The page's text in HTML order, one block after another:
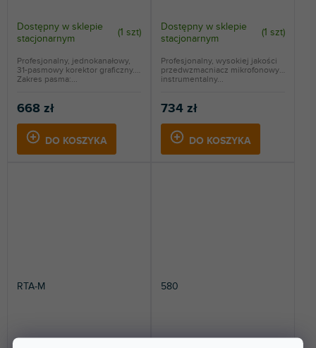
Dostępny w sklepie
stacjonarnym
(1 szt)
668 zł
DO KOSZYKA
Profesjonalny, jednokanałowy,
31-pasmowy korektor graficzny.
Zakres pasma:...
Dostępny w sklepie
stacjonarnym
(1 szt)
734 zł
DO KOSZYKA
Profesjonalny, wysokiej jakości
przedwzmacniacz mikrofonowy i
instrumentalny...
RTA-M
Dostępny w sklepie
580
Dostępny w sklepie